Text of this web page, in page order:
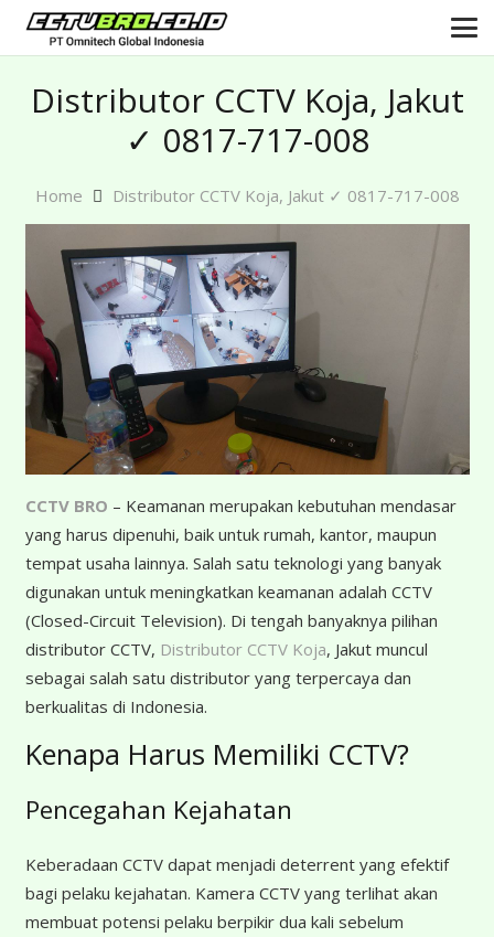
Distributor CCTV Koja, Jakut
✓ 0817-717-008
Home Distributor CCTV Koja, Jakut ✓ 0817-717-008
CCTV BRO – Keamanan merupakan kebutuhan mendasar
yang harus dipenuhi, baik untuk rumah, kantor, maupun
tempat usaha lainnya. Salah satu teknologi yang banyak
digunakan untuk meningkatkan keamanan adalah CCTV
(Closed-Circuit Television). Di tengah banyaknya pilihan
distributor CCTV, Distributor CCTV Koja, Jakut muncul
sebagai salah satu distributor yang terpercaya dan
berkualitas di Indonesia.
Kenapa Harus Memiliki CCTV?
Pencegahan Kejahatan
Keberadaan CCTV dapat menjadi deterrent yang efektif
bagi pelaku kejahatan. Kamera CCTV yang terlihat akan
membuat potensi pelaku berpikir dua kali sebelum